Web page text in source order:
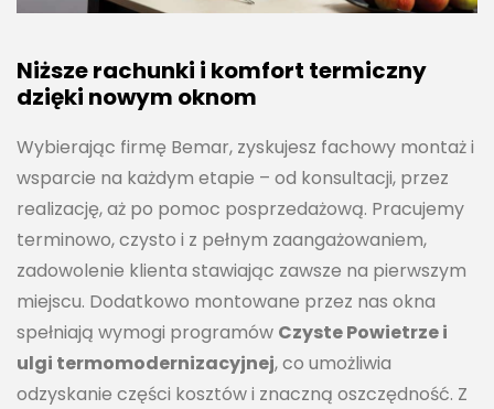
Niższe rachunki i komfort termiczny
dzięki nowym oknom
Wybierając firmę Bemar, zyskujesz fachowy montaż i
wsparcie na każdym etapie – od konsultacji, przez
realizację, aż po pomoc posprzedażową. Pracujemy
terminowo, czysto i z pełnym zaangażowaniem,
zadowolenie klienta stawiając zawsze na pierwszym
miejscu. Dodatkowo montowane przez nas okna
spełniają wymogi programów Czyste Powietrze i
ulgi termomodernizacyjnej, co umożliwia
odzyskanie części kosztów i znaczną oszczędność. Z